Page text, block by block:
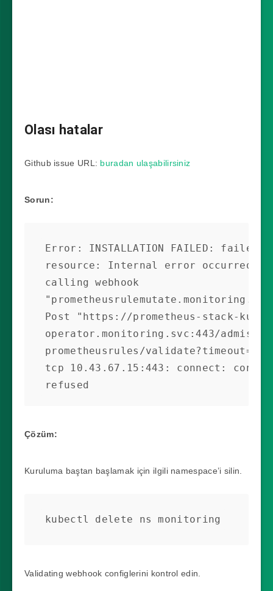
Olası hatalar
Github issue URL: buradan ulaşabilirsiniz
Sorun:
Error: INSTALLATION FAILED: failed
resource: Internal error occurred:
calling webhook
Post "https://prometheus-stack-kube-
operator.monitoring.svc:443/
prometheusrules/
tcp 10.43.67.15:443: connect:
refused
Çözüm:
Kuruluma baştan başlamak için ilgili namespace’i silin.
kubectl delete ns monitoring
Validating webhook configlerini kontrol edin.